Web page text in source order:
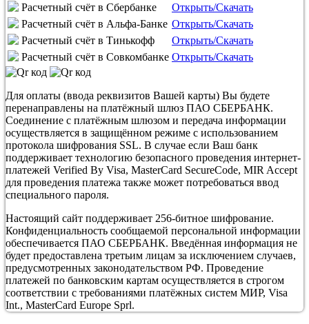
Расчетный счёт в Сбербанке
Открыть/Скачать
Расчетный счёт в Альфа-Банке Открыть/Скачать
Расчетный счёт в Тинькофф
Открыть/Скачать
Расчетный счёт в Совкомбанке Открыть/Скачать
Для оплаты (ввода реквизитов Вашей карты) Вы будете
перенаправлены на платёжный шлюз ПАО СБЕРБАНК.
Соединение с платёжным шлюзом и передача информации
осуществляется в защищённом режиме с использованием
протокола шифрования SSL. В случае если Ваш банк
поддерживает технологию безопасного проведения интернет-
платежей Verified By Visa, MasterCard SecureCode, MIR Accept
для проведения платежа также может потребоваться ввод
специального пароля.
Настоящий сайт поддерживает 256-битное шифрование.
Конфиденциальность сообщаемой персональной информации
обеспечивается ПАО СБЕРБАНК. Введённая информация не
будет предоставлена третьим лицам за исключением случаев,
предусмотренных законодательством РФ. Проведение
платежей по банковским картам осуществляется в строгом
соответствии с требованиями платёжных систем МИР, Visa
Int., MasterCard Europe Sprl.